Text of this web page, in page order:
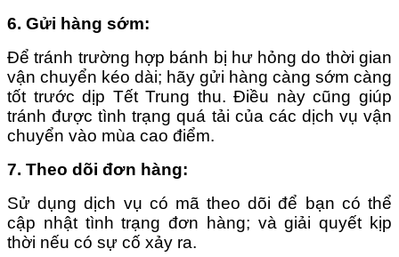
6. Gửi hàng sớm:
Để tránh trường hợp bánh bị hư hỏng do thời gian
vận chuyển kéo dài; hãy gửi hàng càng sớm càng
tốt trước dịp Tết Trung thu. Điều này cũng giúp
tránh được tình trạng quá tải của các dịch vụ vận
chuyển vào mùa cao điểm.
7. Theo dõi đơn hàng:
Sử dụng dịch vụ có mã theo dõi để bạn có thể
cập nhật tình trạng đơn hàng; và giải quyết kịp
thời nếu có sự cố xảy ra.